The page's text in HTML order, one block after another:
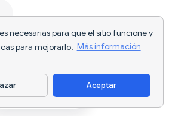
necesarias para que el sitio funcione y
para mejorarlo. Más información
Aceptar
Descargar app